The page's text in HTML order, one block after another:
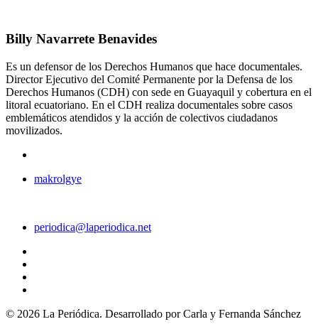
Billy Navarrete Benavides
Es un defensor de los Derechos Humanos que hace documentales.
Director Ejecutivo del Comité Permanente por la Defensa de los
Derechos Humanos (CDH) con sede en Guayaquil y cobertura en el
litoral ecuatoriano. En el CDH realiza documentales sobre casos
emblemáticos atendidos y la acción de colectivos ciudadanos
movilizados.
makrolgye
periodica@laperiodica.net
© 2026 La Periódica. Desarrollado por Carla y Fernanda Sánchez